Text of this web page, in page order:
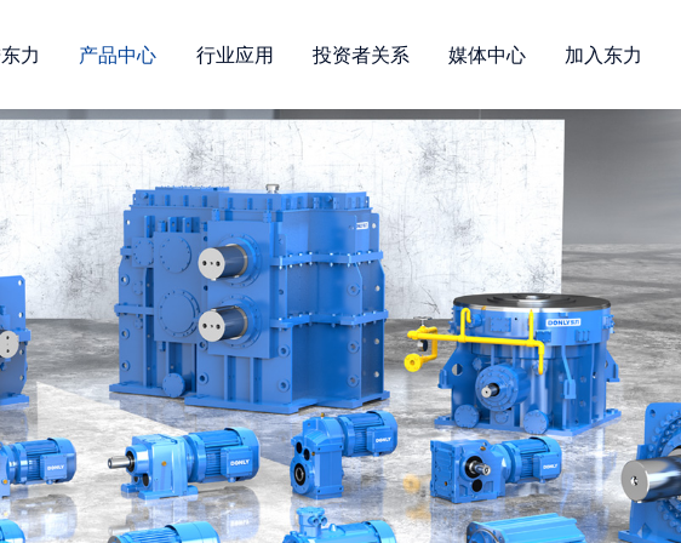
力 产品中心 行业应用 投资者关系 媒体中心 加入东力